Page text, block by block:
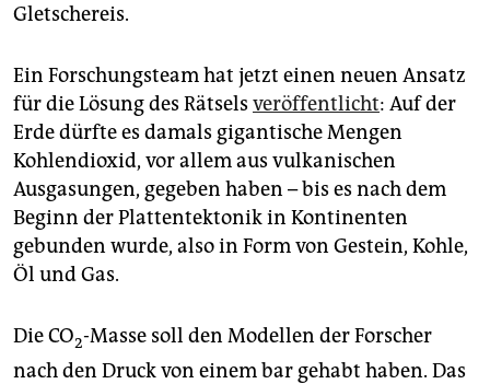
Gletschereis.
Ein Forschungsteam hat jetzt einen neuen Ansatz
für die Lösung des Rätsels veröffentlicht: Auf der
Erde dürfte es damals gigantische Mengen
Kohlendioxid, vor allem aus vulkanischen
Ausgasungen, gegeben haben – bis es nach dem
Beginn der Plattentektonik in Kontinenten
gebunden wurde, also in Form von Gestein, Kohle,
Öl und Gas.
Die CO2-Masse soll den Modellen der Forscher
nach den Druck von einem bar gehabt haben. Das